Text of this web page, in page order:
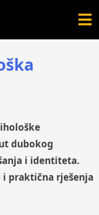
dubokog
i identiteta.
praktična rješenja